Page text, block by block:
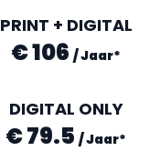
PRINT + DIGITAL
€ 106 /Jaar*
DIGITAL ONLY
€ 79.5 /Jaar*